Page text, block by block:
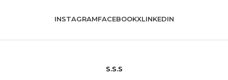
INSTAGRAMFACEBOOKXLINKEDIN
S.S.S